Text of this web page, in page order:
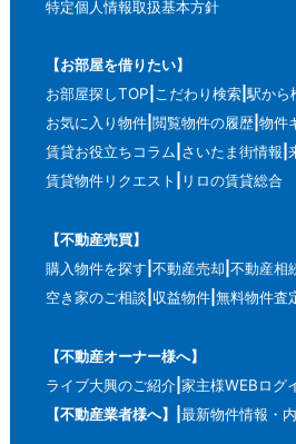
特定個人情報取扱基本方針
【お部屋を借りたい】
お部屋探しTOP こだわり検索 駅から
お気に入り物件 閲覧物件の履歴 物件
賃貸お役立ちコラム さいたま街情報
賃貸物件リクエスト
リロの賃貸総合
【不動産売買】
購入物件を探す 不動産売却 不動産相
空き家のご相談 収益物件 無料物件査
【不動産オーナー様へ】
ライブ大興のご紹介 家主様WEBログ
【不動産業者様へ】
最新物件情報・